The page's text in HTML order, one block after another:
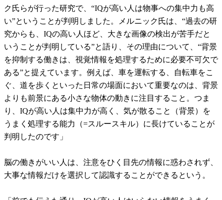
ク氏らが行った研究で、“IQが高い人は物事への集中力も高
い”ということが判明しました。メルニック氏は、“過去の研
究からも、IQの高い人ほど、大きな画像の検出が苦手だと
いうことが判明している”と語り、その理由について、“背景
を抑制する働きは、視覚情報を処理するために必要不可欠で
ある”と提えています。例えば、車を運転する、自転車をこ
ぐ、道を歩くといった日常の場面において重要なのは、背景
よりも前景にある小さな物体の動きに注目すること。つま
り、IQが高い人は集中力が高く、気が散ること（背景）を
うまく処理する能力（=スルースキル）に長けていることが
判明したのです」
脳の働きがいい人は、注意をひく目先の情報に惑わされず、
大事な情報だけを選択して認識することができるという。